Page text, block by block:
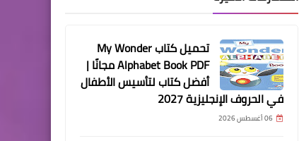
تحميل كتاب My Wonder
Alphabet Book PDF مجانًا |
أفضل كتاب لتأسيس الأطفال
في الحروف الإنجليزية 2027
06 أغسطس 2026